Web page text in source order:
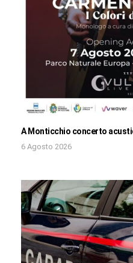
A Monticchio concerto
6 Agosto 2026